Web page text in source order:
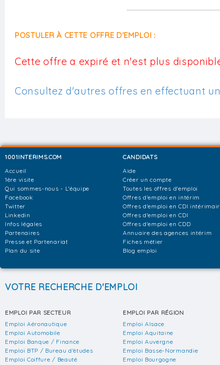
POSTULER À CETTE OFFRE D'EMPLOI :
Cette offre a expiré et n'est plus
Consultez d'autres offres en effectuant
1001INTERIMS.COM
Accueil
1ère visite
Qui sommes-nous - L'équipe
Facebook
Twitter
Linkedin
Infos légales
Partenaires
Presse et Partenariat
Plan du site
CANDIDATS
Aide
Créer un compte
Toutes les offres d'emploi
Offres d'emploi en intérim
Offres d'emploi en CDI
Offres d'emploi en CDI
Offres d'emploi en CDD
Annuaire des agences intérim
Fiches métier
Blog emploi
VOTRE RECHERCHE D'EMPLOI
EMPLOI PAR SECTEUR
Emploi Aéronautique
Emploi Automobile
Emploi Banque / Finance
Emploi BTP / Bureau d'études
Emploi Coiffure / Beauté
EMPLOI PAR RÉGION
Emploi Alsace
Emploi Aquitaine
Emploi Auvergne
Emploi Basse-Normandie
Emploi Bourgogne